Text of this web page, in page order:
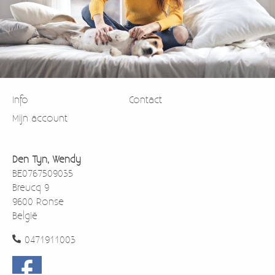
Info
Contact
Mijn account
Den Tyn, Wendy
BE0767509035
Breucq 9
9600 Ronse
België
0471911003